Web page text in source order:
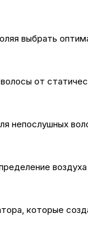
выбрать
от
непослушных
которые